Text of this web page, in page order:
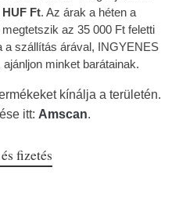
HUF Ft. Az árak a héten a
az 35 000 Ft feletti
a szállítás árával, INGYENES
minket barátainak.
kínálja a területén.
itt: Amscan.
fizetés